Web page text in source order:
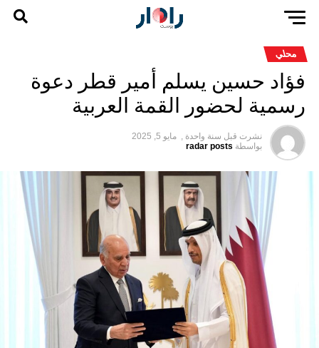
محلي
فؤاد حسين يسلم أمير قطر دعوة
رسمية لحضور القمة العربية
نشرت قبل سنة واحدة , مايو 5, 2025
بواسطة radar posts